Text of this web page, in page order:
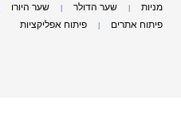
מניות שער הדולר שער היורו
פיתוח אתרים פיתוח אפליקציות